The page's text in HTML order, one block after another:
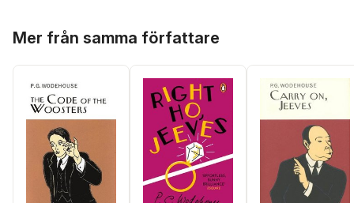
Mer från samma författare